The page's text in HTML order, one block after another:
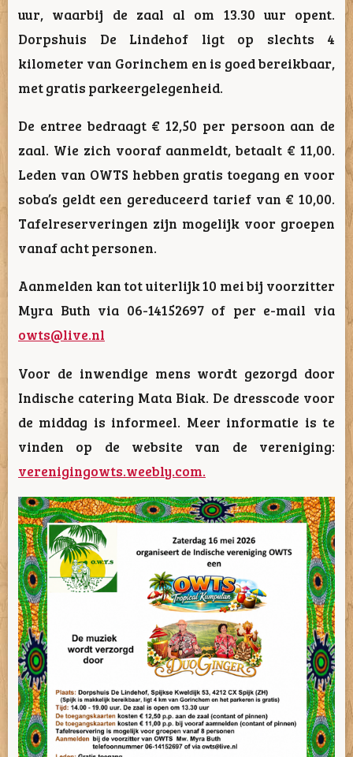
uur, waarbij de zaal al om 13.30 uur opent.
Dorpshuis De Lindehof ligt op slechts 4
kilometer van Gorinchem en is goed bereikbaar,
met gratis parkeergelegenheid.
De entree bedraagt € 12,50 per persoon aan de
zaal. Wie zich vooraf aanmeldt, betaalt € 11,00.
Leden van OWTS hebben gratis toegang en voor
soba’s geldt een gereduceerd tarief van € 10,00.
Tafelreserveringen zijn mogelijk voor groepen
vanaf acht personen.
Aanmelden kan tot uiterlijk 10 mei bij voorzitter
Myra Buth via 06-14152697 of per e-mail via
owts@live.nl
Voor de inwendige mens wordt gezorgd door
Indische catering Mata Biak. De dresscode voor
de middag is informeel. Meer informatie is te
vinden op de website van de vereniging:
verenigingowts.weebly.com.